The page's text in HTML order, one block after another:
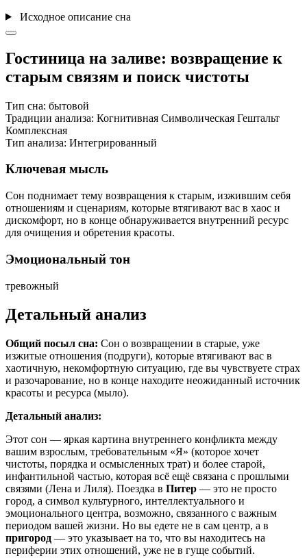
Исходное описание сна
Гостиница на заливе: возвращение к
старым связям и поиск чистоты
Тип сна: бытовой
Традиции анализа: Когнитивная Символическая Гештальт
Комплексная
Тип анализа: Интегрированный
Ключевая мысль
Сон поднимает тему возвращения к старым, изжившим себя
отношениям и сценариям, которые втягивают вас в хаос и
дискомфорт, но в конце обнаруживается внутренний ресурс
для очищения и обретения красоты.
Эмоциональный тон
тревожный
Детальный анализ
Общий посыл сна: Сон о возвращении в старые, уже
изжитые отношения (подруги), которые втягивают вас в
хаотичную, некомфортную ситуацию, где вы чувствуете страх
и разочарование, но в конце находите неожиданный источник
красоты и ресурса (мыло).
Детальный анализ:
Этот сон — яркая картина внутреннего конфликта между
вашим взрослым, требовательным «Я» (которое хочет
чистоты, порядка и осмысленных трат) и более старой,
инфантильной частью, которая всё ещё связана с прошлыми
связями (Лена и Лиля). Поездка в Питер — это не просто
город, а символ культурного, интеллектуального и
эмоционального центра, возможно, связанного с важным
периодом вашей жизни. Но вы едете не в сам центр, а в
пригород — это указывает на то, что вы находитесь на
периферии этих отношений, уже не в гуще событий.